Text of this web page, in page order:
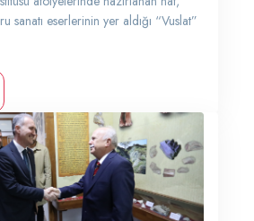
sanatı eserlerinin yer aldığı “Vuslat”